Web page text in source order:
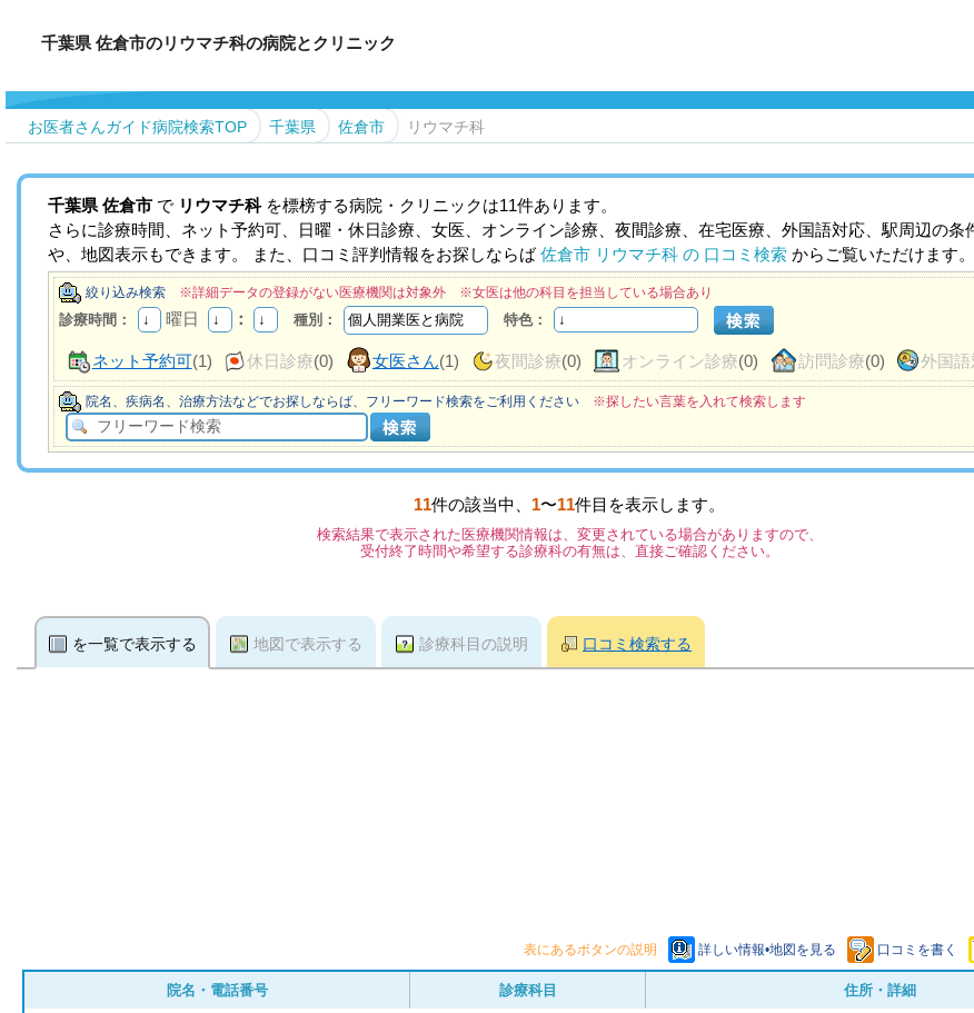
千葉県 佐倉市のリウマチ科の病院とクリニック
お医者さんガイド病院検索TOP 千葉県 佐倉市 リウマチ科
千葉県 佐倉市 で リウマチ科を標榜する病院・クリニックは11件あります。
さらに診療時間、ネット予約可、日曜・休日診療、女医、オンライン診療、夜間診療、在宅医療、外国語対応、駅周辺の条
や、地図表示もできます。 また、口コミ評判情報をお探しならば佐倉市 リウマチ科 の 口コミ検索 からご覧いただけます。
絞り込み検索 ※詳細データの登録がない医療機関は対象外 ※女医は他の科目を担当している場合あり
診療時間： 曜日 ： 種別： 特色：
ネット予約可(1) 休日診療(0) 女医さん(1) 夜間診療(0) オンライン診療(0) 訪問診療(0) 外国語
院名、疾病名、治療方法などでお探しならば、フリーワード検索をご利用ください ※探したい言葉を入れて検索します
11件の該当中、 1〜11件目を表示します。
検索結果で表示された医療機関情報は、変更されている場合がありますので、
受付終了時間や希望する診療科の有無は、直接ご確認ください。
を一覧で表示する 地図で表示する 診療科目の説明 口コミ検索する
表にあるボタンの説明 詳しい情報•地図を見る 口コミを書く
院名・電話番号 診療科目 住所・詳細